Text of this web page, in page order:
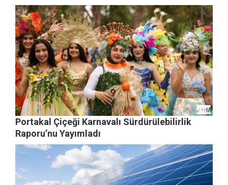
Portakal Çiçeği Karnavalı Sürdürülebilirlik
Raporu’nu Yayımladı